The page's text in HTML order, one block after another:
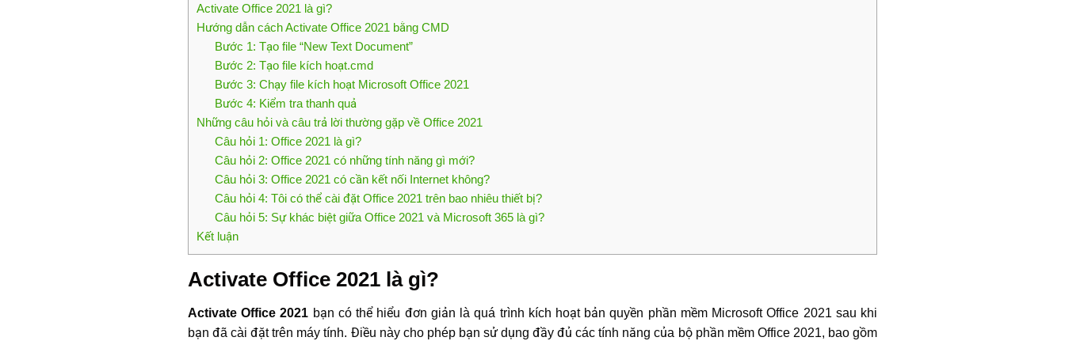
Activate Office 2021 là gì?
Hướng dẫn cách Activate Office 2021 bằng CMD
Bước 1: Tạo file “New Text Document”
Bước 2: Tạo file kích hoạt.cmd
Bước 3: Chạy file kích hoạt Microsoft Office 2021
Bước 4: Kiểm tra thanh quả
Những câu hỏi và câu trả lời thường gặp về Office 2021
Câu hỏi 1: Office 2021 là gì?
Câu hỏi 2: Office 2021 có những tính năng gì mới?
Câu hỏi 3: Office 2021 có cần kết nối Internet không?
Câu hỏi 4: Tôi có thể cài đặt Office 2021 trên bao nhiêu thiết bị?
Câu hỏi 5: Sự khác biệt giữa Office 2021 và Microsoft 365 là gì?
Kết luận
Activate Office 2021 là gì?
Activate Office 2021 bạn có thể hiểu đơn giản là quá trình kích hoạt bản quyền phần mềm Microsoft Office 2021 sau khi
bạn đã cài đặt trên máy tính. Điều này cho phép bạn sử dụng đầy đủ các tính năng của bộ phần mềm Office 2021, bao gồm